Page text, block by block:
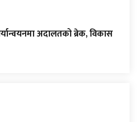
अदालतको ब्रेक, विकास